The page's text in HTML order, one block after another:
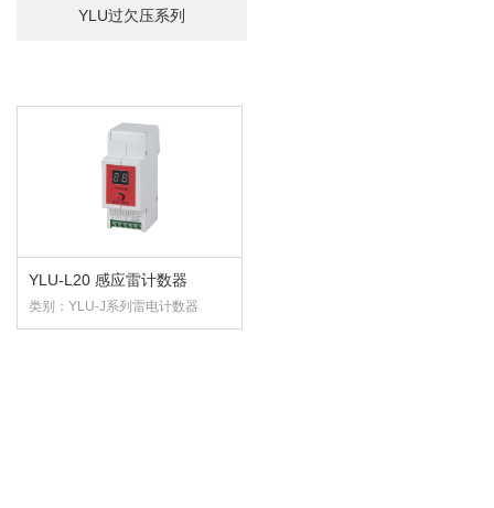
YLU过欠压系列
YLU-L20 感应雷计数器
类别：YLU-J系列雷电计数器